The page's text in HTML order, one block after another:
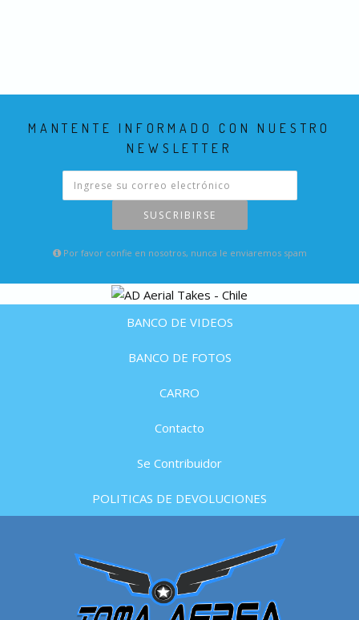
MANTENTE INFORMADO CON NUESTRO
NEWSLETTER
SUSCRIBIRSE
Por favor confie en nosotros, nunca le enviaremos spam
BANCO DE VIDEOS
BANCO DE FOTOS
CARRO
Contacto
Se Contribuidor
POLITICAS DE DEVOLUCIONES